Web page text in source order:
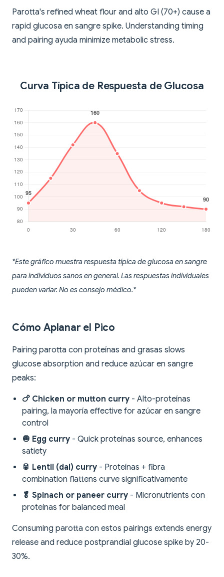
Parotta's refined wheat flour and alto GI (70+) cause a
rapid glucosa en sangre spike. Understanding timing
and pairing ayuda minimize metabolic stress.
Curva Típica de Respuesta de Glucosa
*Este gráfico muestra respuesta típica de glucosa en sangre
para individuos sanos en general. Las respuestas individuales
pueden variar. No es consejo médico.*
Cómo Aplanar el Pico
Pairing parotta con proteínas and grasas slows
glucose absorption and reduce azúcar en sangre
peaks:
🍗 Chicken or mutton curry - Alto-proteínas
pairing, la mayoría effective for azúcar en sangre
control
🧅 Egg curry - Quick proteínas source, enhances
satiety
🥫 Lentil (dal) curry - Proteínas + fibra
combination flattens curve significativamente
🥬 Spinach or paneer curry - Micronutrients con
proteínas for balanced meal
Consuming parotta con estos pairings extends energy
release and reduce postprandial glucose spike by 20-
30%.